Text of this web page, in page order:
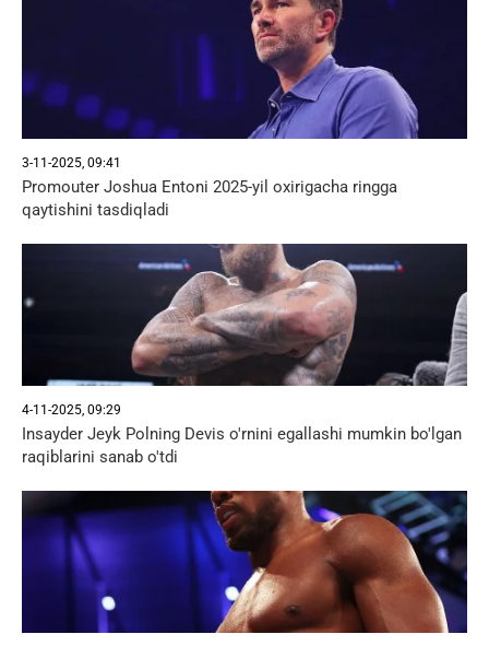
3-11-2025, 09:41
Promouter Joshua Entoni 2025-yil oxirigacha ringga
qaytishini tasdiqladi
4-11-2025, 09:29
Insayder Jeyk Polning Devis o'rnini egallashi mumkin bo'lgan
raqiblarini sanab o'tdi